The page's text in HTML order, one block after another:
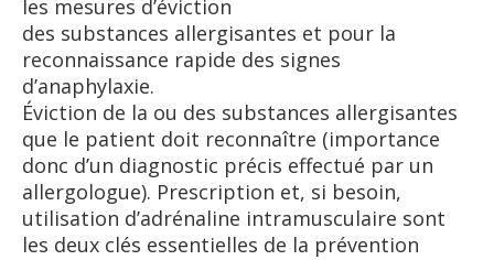
les mesures d’éviction
des substances allergisantes et pour la
reconnaissance rapide des signes
d’anaphylaxie.
Éviction de la ou des substances allergisantes
que le patient doit reconnaître (importance
donc d’un diagnostic précis effectué par un
allergologue). Prescription et, si besoin,
utilisation d’adrénaline intramusculaire sont
les deux clés essentielles de la prévention